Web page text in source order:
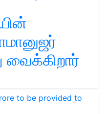
வைக்கிறார்